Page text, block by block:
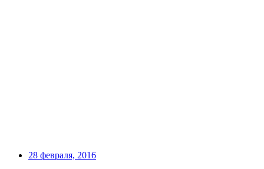
28 февраля, 2016